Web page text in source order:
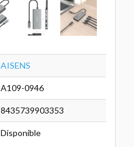
AISENS
A109-0946
8435739903353
Disponible